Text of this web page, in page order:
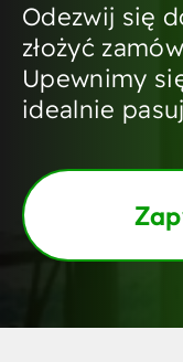
Odezwij się
złożyć
Upewnimy
idealnie